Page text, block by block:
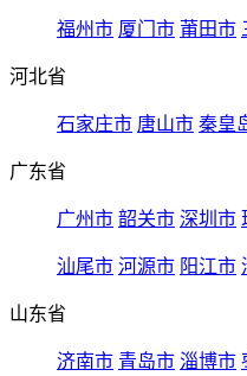
福州市 厦门市 莆田市
河北省
石家庄市 唐山市 秦皇
广东省
广州市 韶关市 深圳市
汕尾市 河源市 阳江市
山东省
济南市 青岛市 淄博市